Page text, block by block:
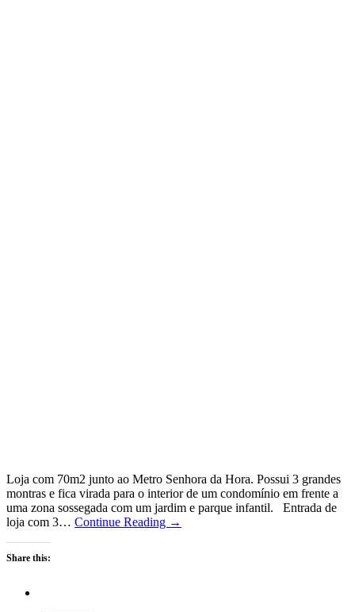
Loja com 70m2 junto ao Metro Senhora da Hora. Possui 3 grandes
montras e fica virada para o interior de um condomínio em frente a
uma zona sossegada com um jardim e parque infantil. Entrada de
loja com 3… Continue Reading →
Share this: